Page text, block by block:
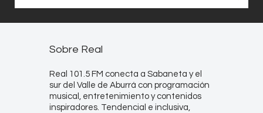
Sobre Real
Real 101.5 FM conecta a Sabaneta y el
sur del Valle de Aburrá con programación
musical, entretenimiento y contenidos
inspiradores. Tendencial e inclusiva,